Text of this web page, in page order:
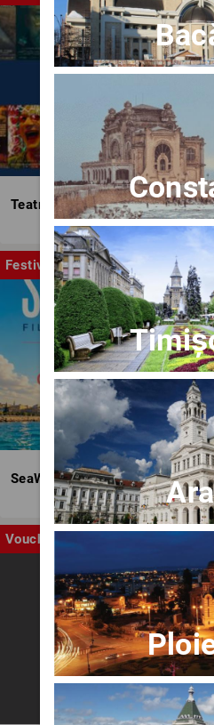
Teatrul Bulandra
Festival
SeaWave Film & Arts Festival
Voucher